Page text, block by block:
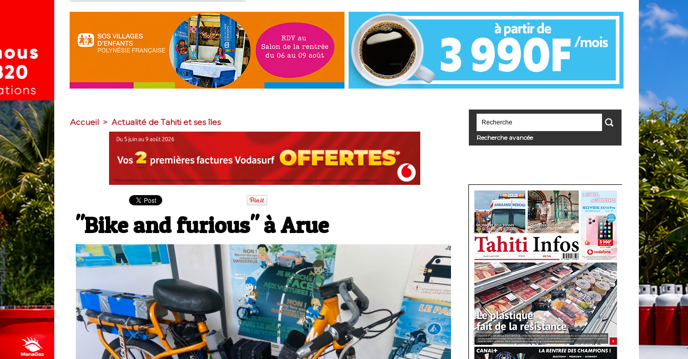
Accueil > Actualité de Tahiti et ses îles
"Bike and furious" à Arue
Recherche avancée